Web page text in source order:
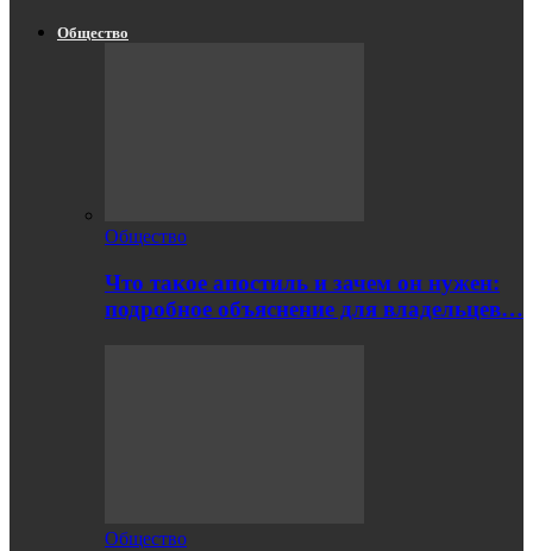
Общество
Общество
Что такое апостиль и зачем он нужен:
подробное объяснение для владельцев…
Общество